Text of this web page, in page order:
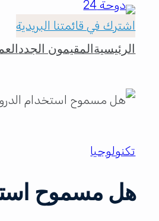
اشترك في قائمتنا البريدية
الرئيسية المقيمون الجدد
تكنولوجيا
هل مسموح